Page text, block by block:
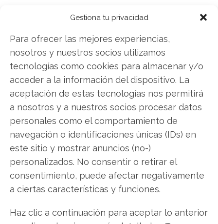
Gestiona tu privacidad
Para ofrecer las mejores experiencias,
nosotros y nuestros socios utilizamos
tecnologías como cookies para almacenar y/o
acceder a la información del dispositivo. La
aceptación de estas tecnologías nos permitirá
a nosotros y a nuestros socios procesar datos
personales como el comportamiento de
navegación o identificaciones únicas (IDs) en
este sitio y mostrar anuncios (no-)
personalizados. No consentir o retirar el
consentimiento, puede afectar negativamente
a ciertas características y funciones.
Haz clic a continuación para aceptar lo anterior
AMD: ¿Comprar o vender?¡Lee más aquí!
AMD
Compartir este artículo
Twitter
Facebook
LinkedIn